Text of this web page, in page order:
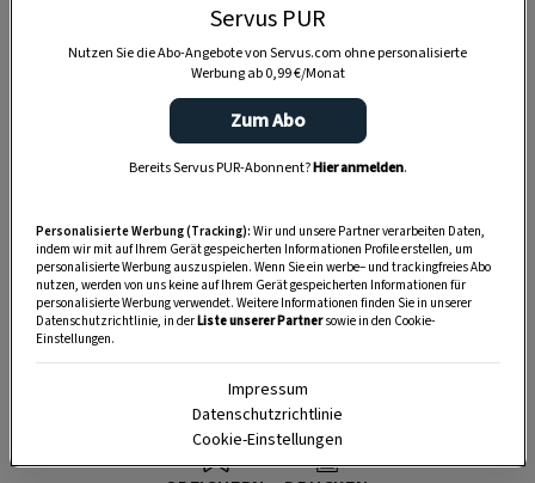
Servus PUR
Nutzen Sie die Abo-Angebote von Servus.com ohne personalisierte
Werbung ab 0,99 €/Monat
Zum Abo
Bereits Servus PUR-Abonnent?Hier anmelden.
Personalisierte Werbung (Tracking): Wir und unsere Partner verarbeiten Daten,
indem wir mit auf Ihrem Gerät gespeicherten Informationen Profile erstellen, um
personalisierte Werbung auszuspielen. Wenn Sie ein werbe– und trackingfreies Abo
nutzen, werden von uns keine auf Ihrem Gerät gespeicherten Informationen für
personalisierte Werbung verwendet. Weitere Informationen finden Sie in unserer
Datenschutzrichtlinie, in derListe unserer Partnersowie in den Cookie-
Einstellungen.
Impressum
Datenschutzrichtlinie
Cookie-Einstellungen